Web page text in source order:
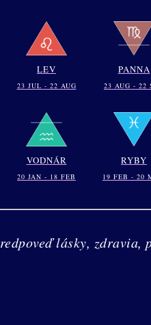
LEV
23 JUL - 22 AUG
PANNA
23 AUG - 22
VODNÁR
20 JAN - 18 FEB
RYBY
19 FEB - 20
lásky, zdravia,